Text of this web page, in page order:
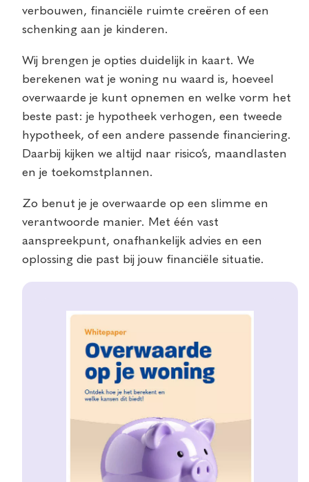
verbouwen, financiële ruimte creëren of een
schenking aan je kinderen.
Wij brengen je opties duidelijk in kaart. We
berekenen wat je woning nu waard is, hoeveel
overwaarde je kunt opnemen en welke vorm het
beste past: je hypotheek verhogen, een tweede
hypotheek, of een andere passende financiering.
Daarbij kijken we altijd naar risico’s, maandlasten
en je toekomstplannen.
Zo benut je je overwaarde op een slimme en
verantwoorde manier. Met één vast
aanspreekpunt, onafhankelijk advies en een
oplossing die past bij jouw financiële situatie.